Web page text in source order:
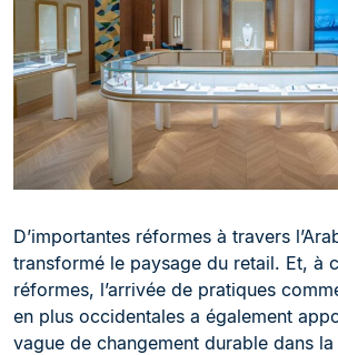
D’importantes réformes à travers
transformé le paysage du retail. Et, à
réformes, l’arrivée de pratiques
en plus occidentales a également
vague de changement durable dans